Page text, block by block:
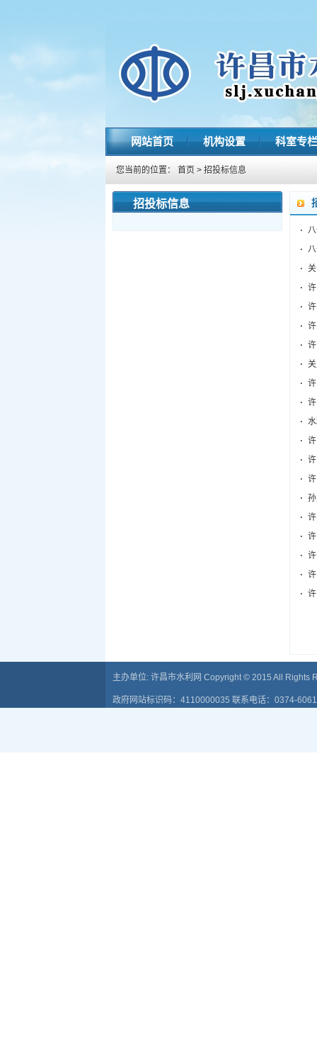
网站首页 机构设置 科室专栏
您当前的位置： 首页 > 招投标信息
招投标信息
主办单位: 许昌市水利网 Copyright © 2015 All Rights
政府网站标识码：4110000035 联系电话：0374-